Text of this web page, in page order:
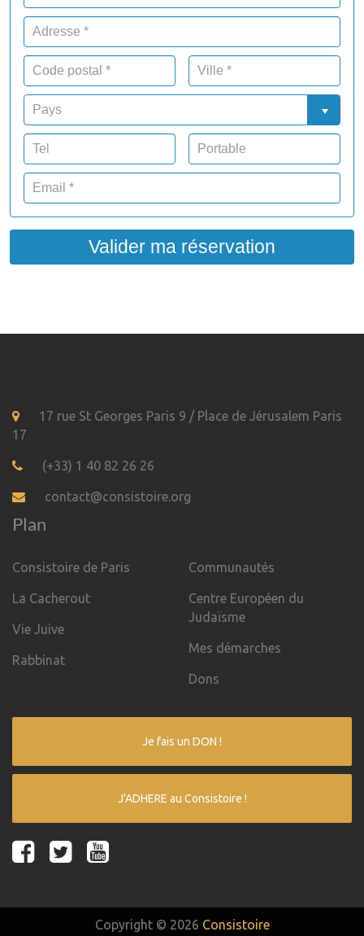
Valider ma réservation
17 rue St Georges Paris 9 / Place de Jérusalem Paris
17
(+33) 1 40 82 26 26
contact@consistoire.org
Plan
Consistoire de Paris
La Cacherout
Vie Juive
Rabbinat
Communautés
Centre Européen du
Judaïsme
Mes démarches
Dons
Je fais un DON !
J'ADHERE au Consistoire !
Copyright © 2026 Consistoire